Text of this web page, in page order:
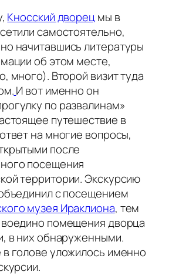
Кносский дворецмы в
самостоятельно,
начитавшись литературы
об этом месте,
много). Второй визит туда
И вот именно он
по развалинам»
путешествие в
на многие вопросы,
после
посещения
территории. Экскурсию
с посещением
музея Ираклиона, тем
помещения дворца
в них обнаруженными.
голове уложилось именно